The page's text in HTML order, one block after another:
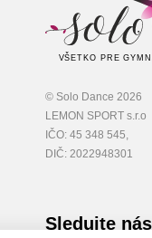
VŠETKO PRE
© Solo Dance 2026
LEMON SPORT s.r.o
IČO: 45 348 545,
DIČ: 2022948301
Sledujte nás